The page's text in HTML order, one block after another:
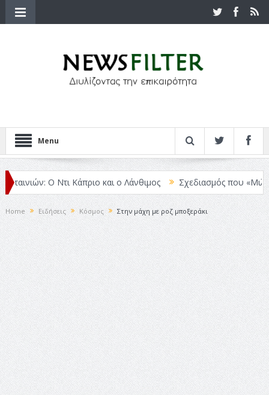
Menu
Ο Ντι Κάπριο και ο Λάνθιμος Σχεδιασμός που «Μιλάει»
Home Ειδήσεις Κόσμος Στην μάχη με ροζ μποξεράκι